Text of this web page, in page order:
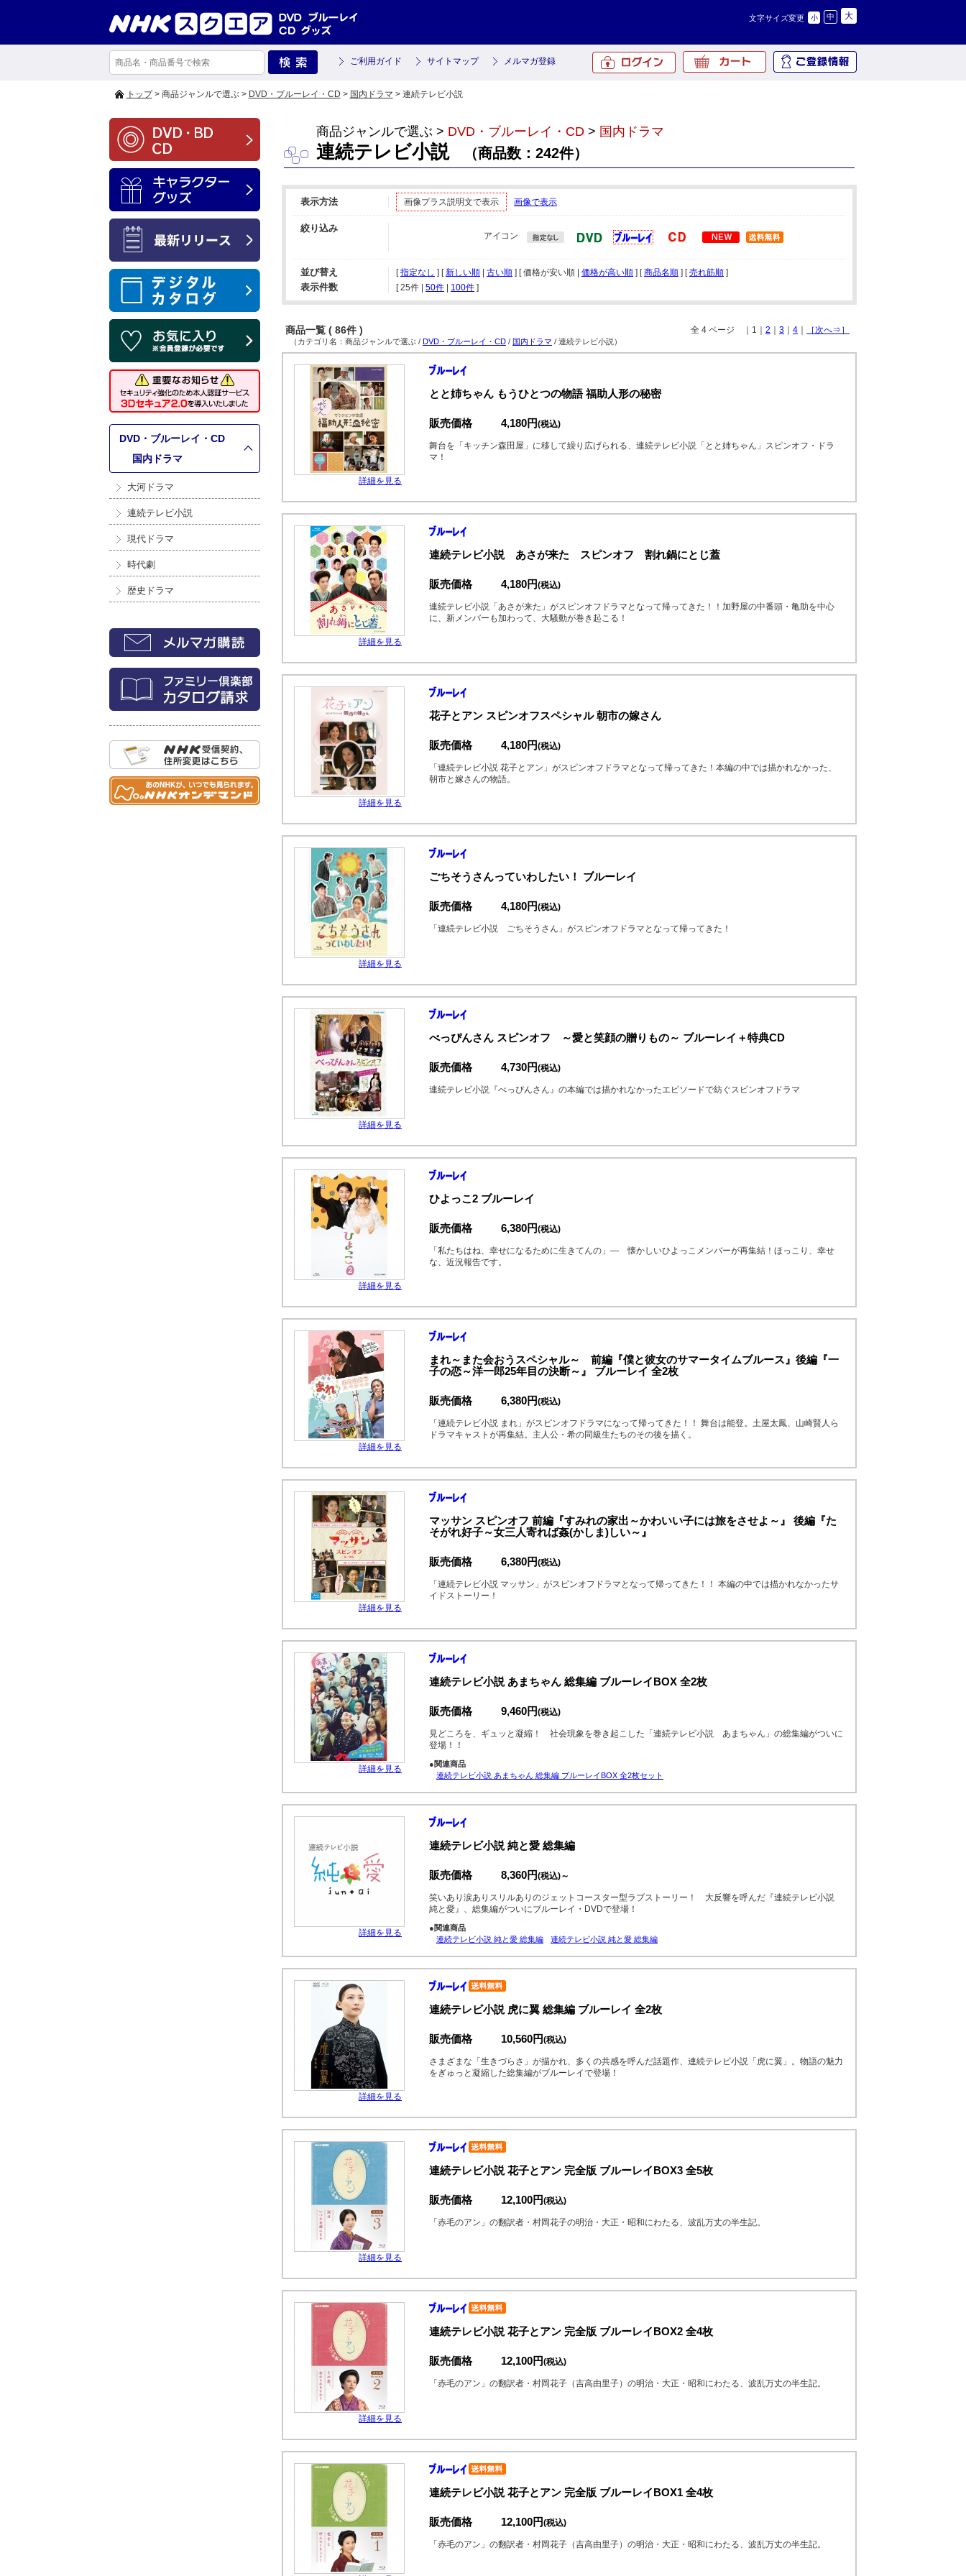
文字サイズ変更 小 中 大
ご利用ガイド サイトマップ メルマガ登録
トップ> 商品ジャンルで選ぶ > DVD・ブルーレイ・CD > 国内ドラマ > 連続テレビ小説
DVD・ブルーレイ・CD
国内ドラマ
大河ドラマ
連続テレビ小説
現代ドラマ
時代劇
歴史ドラマ
商品ジャンルで選ぶ > DVD・ブルーレイ・CD > 国内ドラマ
連続テレビ小説（商品数：242件）
表示方法 画像プラス説明文で表示 画像で表示
絞り込み
アイコン
並び替え [指定なし ] [新しい順 古い順 ] [ 価格が安い順 | 価格が高い順 ] [商品名順 ] [売れ筋順 ]
表示件数 [ 25件 50件 100件 ]
商品一覧 ( 86件 ) 全 4 ページ ｜1｜ 2 3 4 ［次へ⇒］
（カテゴリ名：商品ジャンルで選ぶ / DVD・ブルーレイ・CD / 国内ドラマ / 連続テレビ小説）
詳細を見る
とと姉ちゃん もうひとつの物語 福助人形の秘密
販売価格 4,180円(税込)
舞台を「キッチン森田屋」に移して繰り広げられる、連続テレビ小説「とと姉ちゃん」スピンオフ・ドラ
マ！
詳細を見る
連続テレビ小説 あさが来た スピンオフ 割れ鍋にとじ蓋
販売価格 4,180円(税込)
連続テレビ小説「あさが来た」がスピンオフドラマとなって帰ってきた！！加野屋の中番頭・亀助を中心
に、新メンバーも加わって、大騒動が巻き起こる！
詳細を見る
花子とアン スピンオフスペシャル 朝市の嫁さん
販売価格 4,180円(税込)
「連続テレビ小説 花子とアン」がスピンオフドラマとなって帰ってきた！本編の中では描かれなかった、
朝市と嫁さんの物語。
詳細を見る
ごちそうさんっていわしたい！ ブルーレイ
販売価格 4,180円(税込)
「連続テレビ小説 ごちそうさん」がスピンオフドラマとなって帰ってきた！
詳細を見る
べっぴんさん スピンオフ ～愛と笑顔の贈りもの～ ブルーレイ＋特典CD
販売価格 4,730円(税込)
連続テレビ小説『べっぴんさん』の本編では描かれなかったエピソードで紡ぐスピンオフドラマ
詳細を見る
ひよっこ2 ブルーレイ
販売価格 6,380円(税込)
「私たちはね、幸せになるために生きてんの」― 懐かしいひよっこメンバーが再集結！ほっこり、幸せ
な、近況報告です。
詳細を見る
まれ～また会おうスペシャル～ 前編『僕と彼女のサマータイムブルース』後編『一
子の恋～洋一郎25年目の決断～』 ブルーレイ 全2枚
販売価格 6,380円(税込)
「連続テレビ小説 まれ」がスピンオフドラマになって帰ってきた！！ 舞台は能登。土屋太鳳、山崎賢人ら
ドラマキャストが再集結。主人公・希の同級生たちのその後を描く。
詳細を見る
マッサン スピンオフ 前編『すみれの家出～かわいい子には旅をさせよ～』 後編『た
そがれ好子～女三人寄れば姦(かしま)しい～』
販売価格 6,380円(税込)
「連続テレビ小説 マッサン」がスピンオフドラマとなって帰ってきた！！ 本編の中では描かれなかったサ
イドストーリー！
詳細を見る
連続テレビ小説 あまちゃん 総集編 ブルーレイBOX 全2枚
販売価格 9,460円(税込)
見どころを、ギュッと凝縮！ 社会現象を巻き起こした「連続テレビ小説 あまちゃん」の総集編がついに
登場！！
●関連商品
連続テレビ小説 あまちゃん 総集編 ブルーレイBOX 全2枚セット
詳細を見る
連続テレビ小説 純と愛 総集編
販売価格 8,360円(税込)～
笑いあり涙ありスリルありのジェットコースター型ラブストーリー！ 大反響を呼んだ『連続テレビ小説
純と愛』、総集編がついにブルーレイ・DVDで登場！
●関連商品
連続テレビ小説 純と愛 総集編
連続テレビ小説 純と愛 総集編
詳細を見る
連続テレビ小説 虎に翼 総集編 ブルーレイ 全2枚
販売価格 10,560円(税込)
さまざまな「生きづらさ」が描かれ、多くの共感を呼んだ話題作、連続テレビ小説「虎に翼」。物語の魅力
をぎゅっと凝縮した総集編がブルーレイで登場！
詳細を見る
連続テレビ小説 花子とアン 完全版 ブルーレイBOX3 全5枚
販売価格 12,100円(税込)
「赤毛のアン」の翻訳者・村岡花子の明治・大正・昭和にわたる、波乱万丈の半生記。
詳細を見る
連続テレビ小説 花子とアン 完全版 ブルーレイBOX2 全4枚
販売価格 12,100円(税込)
「赤毛のアン」の翻訳者・村岡花子（吉高由里子）の明治・大正・昭和にわたる、波乱万丈の半生記。
連続テレビ小説 花子とアン 完全版 ブルーレイBOX1 全4枚
販売価格 12,100円(税込)
「赤毛のアン」の翻訳者・村岡花子（吉高由里子）の明治・大正・昭和にわたる、波乱万丈の半生記。